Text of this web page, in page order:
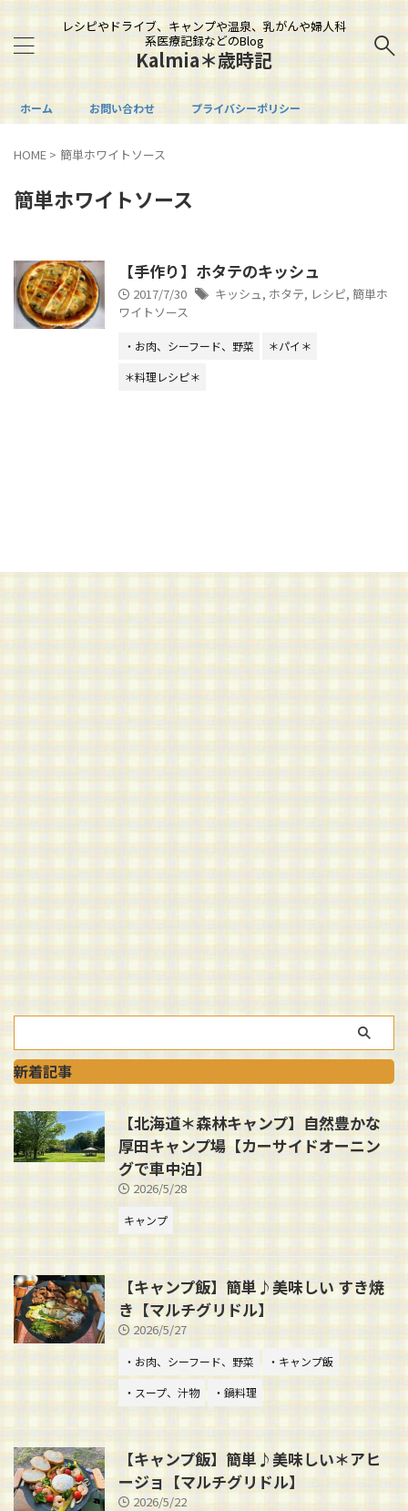
レシピやドライブ、キャンプや温泉、乳がんや婦人科
系医療記録などのBlog
Kalmia＊歳時記
ホーム お問い合わせ プライバシーポリシー
HOME > 簡単ホワイトソース
簡単ホワイトソース
【手作り】ホタテのキッシュ
2017/7/30 キッシュ, ホタテ, レシピ, 簡単ホ
ワイトソース
・お肉、シーフード、野菜
＊パイ＊
＊料理レシピ＊
新着記事
【北海道＊森林キャンプ】自然豊かな
厚田キャンプ場【カーサイドオーニン
グで車中泊】
2026/5/28
キャンプ
【キャンプ飯】簡単♪美味しい すき焼
き【マルチグリドル】
2026/5/27
・お肉、シーフード、野菜
・キャンプ飯
・スープ、汁物
・鍋料理
【キャンプ飯】簡単♪美味しい＊アヒ
ージョ【マルチグリドル】
2026/5/22